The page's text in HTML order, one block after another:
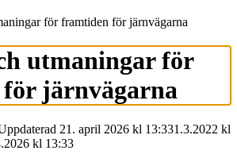
för framtiden för järnvägarna
utmaningar för
järnvägarna
21. april 2026 kl 13:331.3.2022 kl
kl 13:33